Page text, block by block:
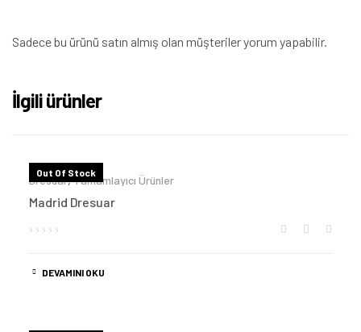
Sadece bu ürünü satın almış olan müşteriler yorum yapabilir.
İlgili ürünler
Out Of Stock
Dresuar,Tamamlayıcı Ürünler
Madrid Dresuar
DEVAMINI OKU